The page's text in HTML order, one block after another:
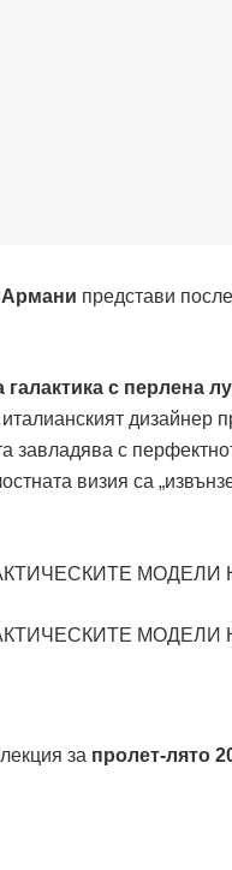
представи
галактика с перлена
италианският дизайнер
завладява с
визия са
за пролет-лято